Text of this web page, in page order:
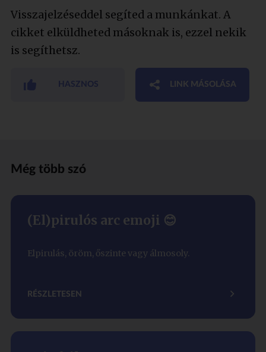
Visszajelzéseddel segíted a munkánkat. A
cikket elküldheted másoknak is, ezzel nekik
is segíthetsz.
HASZNOS LINK MÁSOLÁSA
Még több szó
(El)pirulós arc emoji 😊
Elpirulás, öröm, őszinte vagy álmosoly.
RÉSZLETESEN